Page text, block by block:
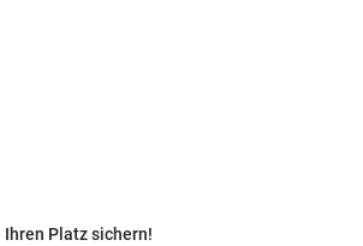
Platz sichern!